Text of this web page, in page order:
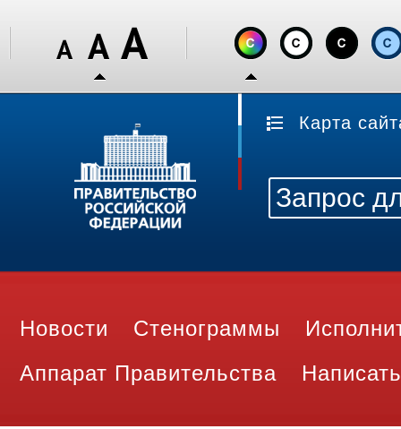
Карта
Новости Стенограммы
Аппарат Правительства